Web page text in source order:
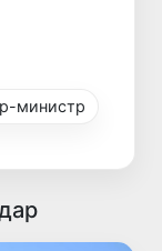
министр